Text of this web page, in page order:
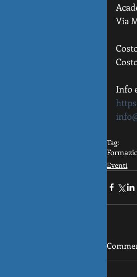
Via
Info
Tag:
Eventi